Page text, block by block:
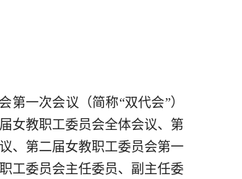
一次会议（简称“双代会”）
女教职工委员会全体会议、第
、第二届女教职工委员会第一
工委员会主任委员、副主任委